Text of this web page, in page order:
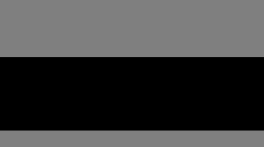
bringen